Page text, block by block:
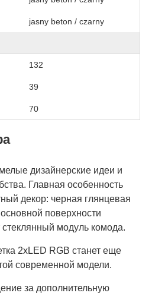
jasny beton / czarny
132
39
70
дизайнерские идеи и
Главная особенность
декор: черная глянцевая
поверхности
стеклянный модуль комода.
2xLED RGB станет еще
современной модели.
за дополнительную